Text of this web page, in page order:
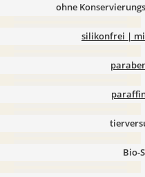
ohne
silikonfrei |
Bio-